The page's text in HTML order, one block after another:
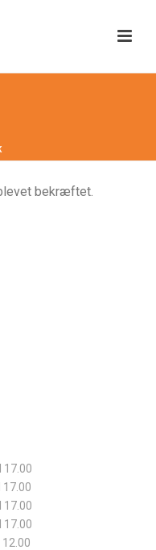
bekræftet.
17.00
17.00
17.00
17.00
12.00